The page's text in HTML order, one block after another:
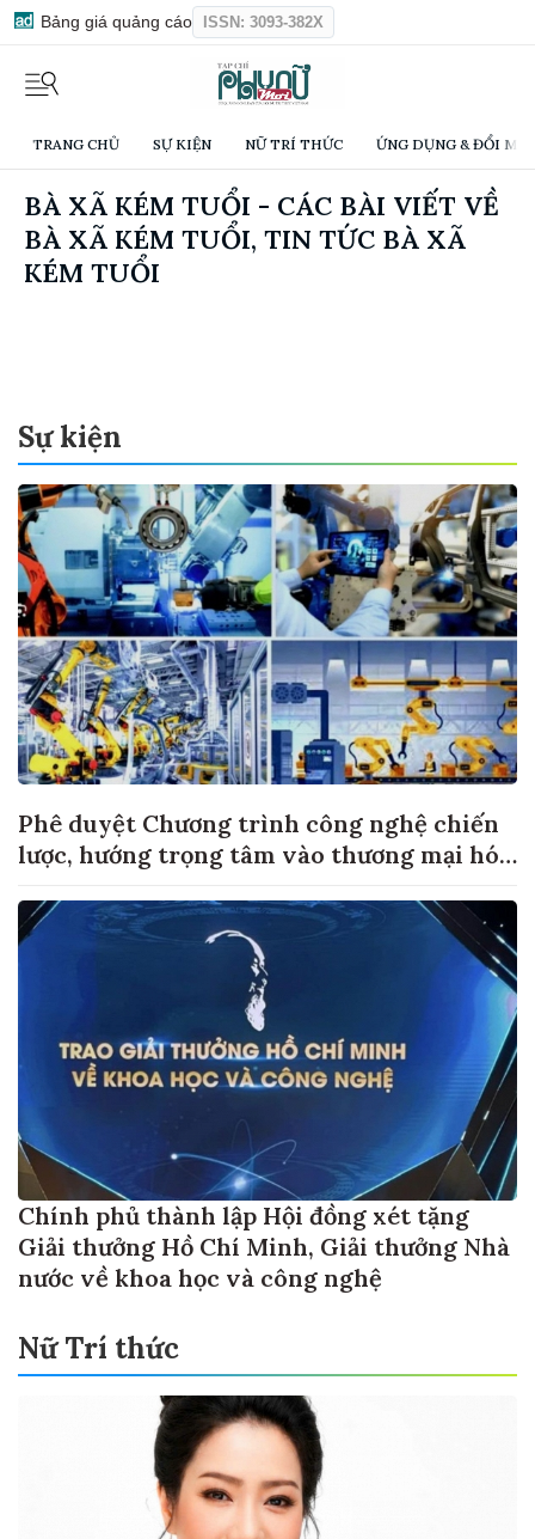
Bảng giá quảng cáo ISSN: 3093-382X
TRANG CHỦ SỰ KIỆN NỮ TRÍ THỨC ỨNG DỤNG & ĐỔI
BÀ XÃ KÉM TUỔI - CÁC BÀI VIẾT VỀ
BÀ XÃ KÉM TUỔI, TIN TỨC BÀ XÃ
KÉM TUỔI
Sự kiện
Phê duyệt Chương trình công nghệ chiến
lược, hướng trọng tâm vào thương mại hóa
Chính phủ thành lập Hội đồng xét tặng
Giải thưởng Hồ Chí Minh, Giải thưởng Nhà
nước về khoa học và công nghệ
Nữ Trí thức